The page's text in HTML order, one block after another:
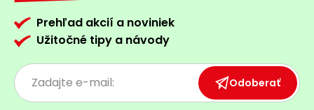
Prehľad akcií a noviniek
Užitočné tipy a návody
Odoberať